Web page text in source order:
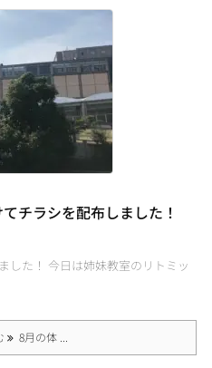
チラシを配布しました！
した！ 今日は姉妹教室のリトミッ
8月の体 ...